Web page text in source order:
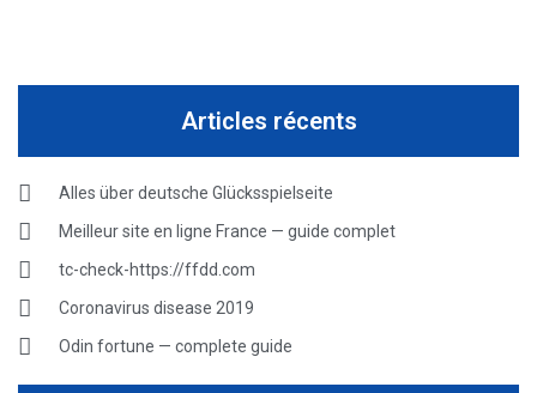
Articles récents
Alles über deutsche Glücksspielseite
Meilleur site en ligne France — guide complet
tc-check-https://ffdd.com
Coronavirus disease 2019
Odin fortune — complete guide